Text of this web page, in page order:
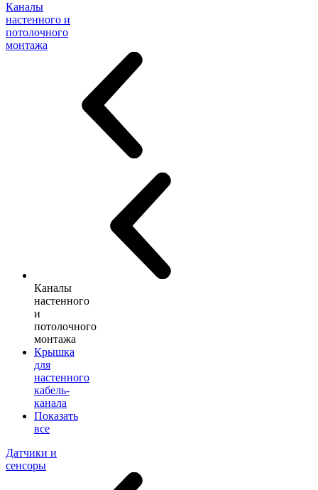
Каналы
настенного и
потолочного
монтажа
Каналы
настенного
и
потолочного
монтажа
Крышка
для
настенного
кабель-
канала
Показать
все
Датчики и
сенсоры